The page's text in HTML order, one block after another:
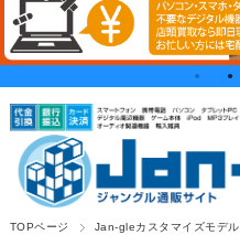
TOPページ Jan-gleカスタマイズモデル